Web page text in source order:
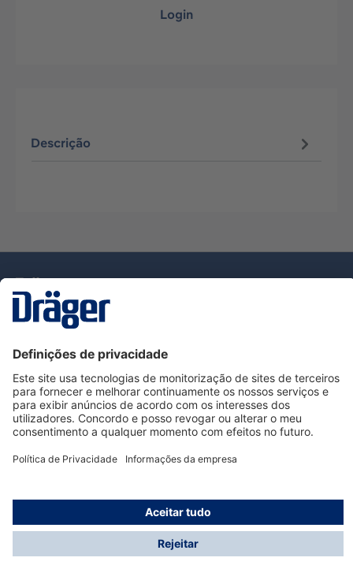
Login
Descrição
Serviço de Apoio ao Cliente Dräger
Utilização da loja
Informações
© Dräger Portugal, Lda, 2024
* Todos os preços excl. IVA mais
possíveis taxas de entrega, se não for indicado o